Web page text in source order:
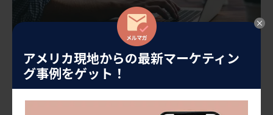
アメリカ現地からの最新マーケティン
グ事例をゲット！米国マーケティングトレンド研究会
SNSマーケティングで見落としがちな、ユーザーのデバ